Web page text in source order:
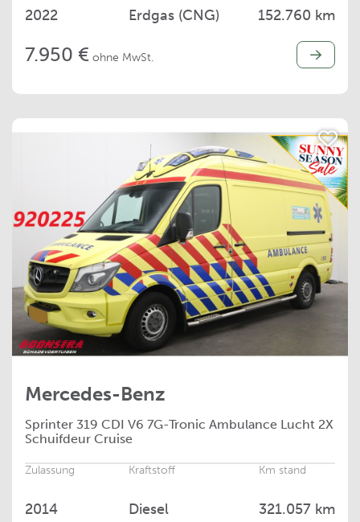
2022 Erdgas (CNG) 152.760 km
7.950 € ohne MwSt.
Mercedes-Benz
Sprinter 319 CDI V6 7G-Tronic Ambulance Lucht 2X
Schuifdeur Cruise
Zulassung
2014
Kraftstoff
Diesel
Km stand
321.057 km